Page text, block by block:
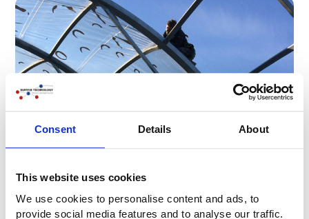
Consent Details About
This website uses cookies
We use cookies to personalise content and ads, to
provide social media features and to analyse our traffic.